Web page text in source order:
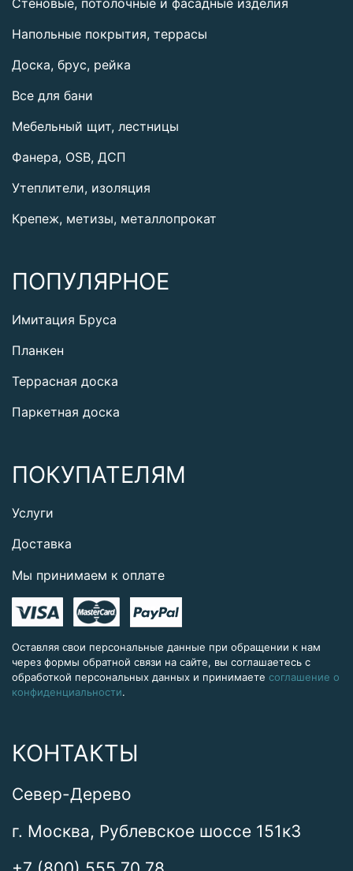
Напольные покрытия, террасы
Доска, брус, рейка
Все для бани
Мебельный щит, лестницы
Фанера, OSB, ДСП
Утеплители, изоляция
Крепеж, метизы, металлопрокат
ПОПУЛЯРНОЕ
Имитация Бруса
Планкен
Террасная доска
Паркетная доска
ПОКУПАТЕЛЯМ
Услуги
Доставка
Мы принимаем к оплате
Оставляя свои персональные данные при обращении к нам
через формы обратной связи на сайте, вы соглашаетесь с
обработкой персональных данных и принимаете соглашение о
конфиденциальности.
КОНТАКТЫ
Север-Дерево
г. Москва, Рублевское шоссе 151к3